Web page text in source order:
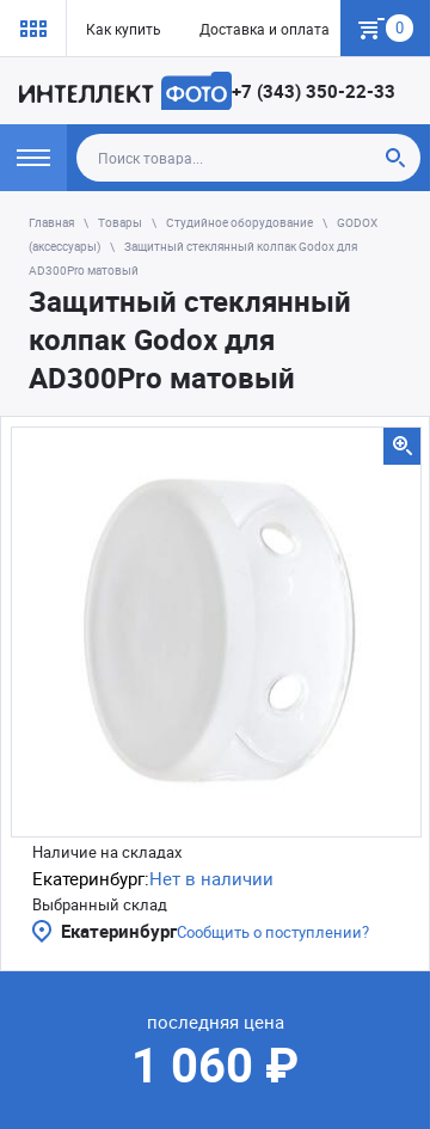
Как купить Доставка и оплата Гарантия
0
+7 (343) 350-22-33
Главная Товары Студийное оборудование
GODOX
(аксессуары)
Защитный стеклянный колпак Godox для
AD300Pro матовый
Защитный стеклянный
колпак Godox для
AD300Pro матовый
Наличие на складах
Екатеринбург:Нет в наличии
Выбранный склад
ЕкатеринбургСообщить о поступлении?
последняя цена
1 060 ₽